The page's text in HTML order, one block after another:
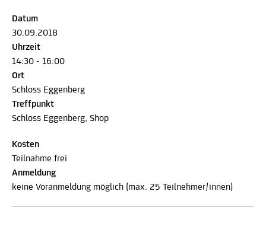
Datum
30.09.2018
Uhrzeit
14:30 - 16:00
Ort
Schloss Eggenberg
Treffpunkt
Schloss Eggenberg, Shop
Kosten
Teilnahme frei
Anmeldung
keine Voranmeldung möglich (max. 25 Teilnehmer/innen)